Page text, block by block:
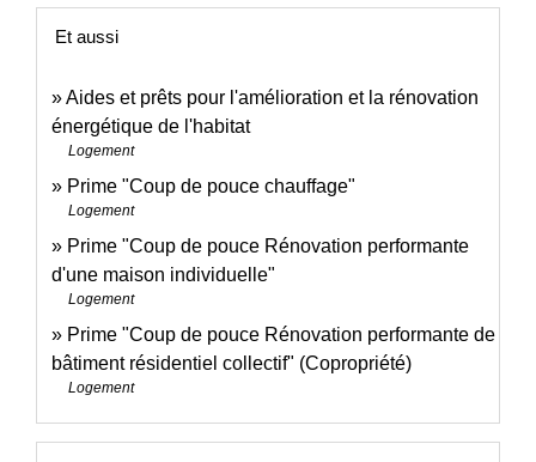
Et aussi
Aides et prêts pour l'amélioration et la rénovation
énergétique de l'habitat
Logement
Prime "Coup de pouce chauffage"
Logement
Prime "Coup de pouce Rénovation performante
d'une maison individuelle"
Logement
Prime "Coup de pouce Rénovation performante de
bâtiment résidentiel collectif" (Copropriété)
Logement